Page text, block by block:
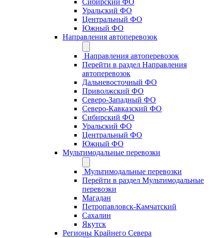
Сибирский ФО
Уральский ФО
Центральный ФО
Южный ФО
Направления автоперевозок
Направления автоперевозок
Перейти в раздел Направления
автоперевозок
Дальневосточный ФО
Приволжский ФО
Северо-Западный ФО
Северо-Кавказский ФО
Сибирский ФО
Уральский ФО
Центральный ФО
Южный ФО
Мультимодальные перевозки
Мультимодальные перевозки
Перейти в раздел Мультимодальные
перевозки
Магадан
Петропавловск-Камчатский
Сахалин
Якутск
Регионы Крайнего Севера